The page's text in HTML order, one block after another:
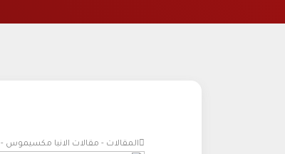
المقالات - مقالات الانبا مكسيموس -